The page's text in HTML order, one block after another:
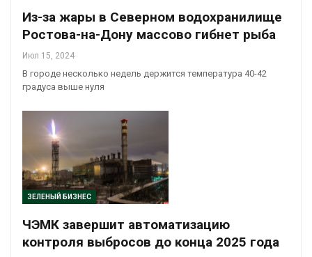
Из-за жары в Северном водохранилище
Ростова-на-Дону массово гибнет рыба
Июл 15, 2024
В городе несколько недель держится температура 40-42
градуса выше нуля
ЗЕЛЕНЫЙ БИЗНЕС
ЧЭМК завершит автоматизацию
контроля выбросов до конца 2025 года